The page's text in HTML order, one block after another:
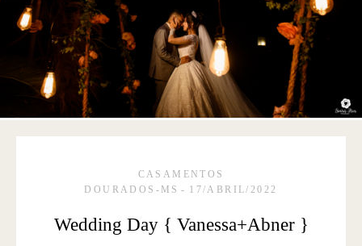
CASAMENTOS
DOURADOS-MS
17/ABRIL/2022
Wedding Day { Vanessa+Abner }